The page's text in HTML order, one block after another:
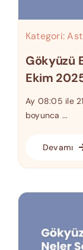
Kategori:
Gökyüzü
Ekim
Ay 08:05 ile
boyunca ...
Devamı